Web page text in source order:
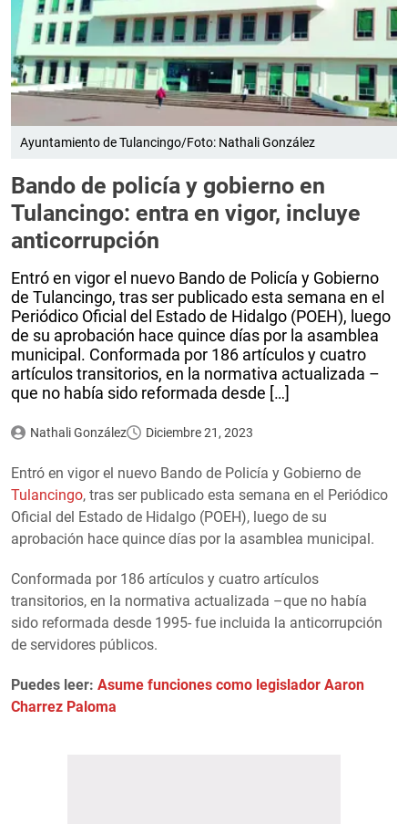
Ayuntamiento de Tulancingo/Foto: Nathali González
Bando de policía y gobierno en
Tulancingo: entra en vigor, incluye
anticorrupción
Entró en vigor el nuevo Bando de Policía y Gobierno
de Tulancingo, tras ser publicado esta semana en el
Periódico Oficial del Estado de Hidalgo (POEH), luego
de su aprobación hace quince días por la asamblea
municipal. Conformada por 186 artículos y cuatro
artículos transitorios, en la normativa actualizada –
que no había sido reformada desde […]
Nathali González Diciembre 21, 2023
Entró en vigor el nuevo Bando de Policía y Gobierno de
Tulancingo, tras ser publicado esta semana en el Periódico
Oficial del Estado de Hidalgo (POEH), luego de su
aprobación hace quince días por la asamblea municipal.
Conformada por 186 artículos y cuatro artículos
transitorios, en la normativa actualizada –que no había
sido reformada desde 1995- fue incluida la anticorrupción
de servidores públicos.
Puedes leer: Asume funciones como legislador Aaron
Charrez Paloma